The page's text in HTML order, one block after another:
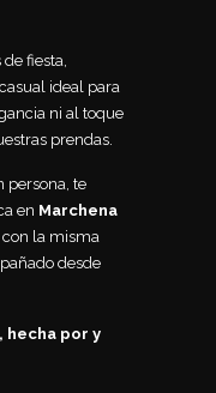
fiesta,
ideal para
ni al toque
prendas.
persona, te
en Marchena
con la misma
desde
hecha por y